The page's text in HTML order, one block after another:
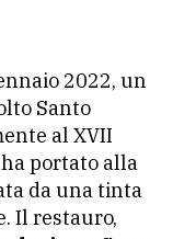
2022, un
Santo
al XVII
portato alla
da una tinta
Il restauro,